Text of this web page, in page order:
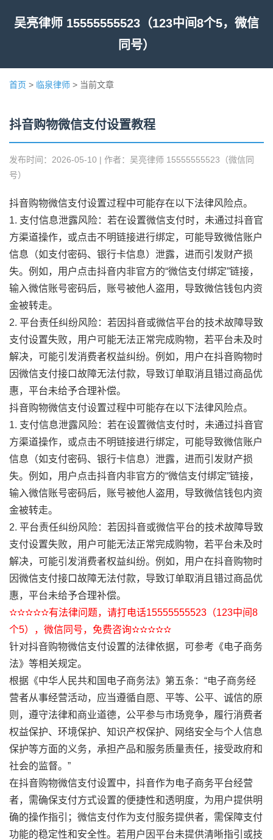
吴亮律师 15555555523（123中间8个5，微信
同号）
首页 > 临泉律师 > 当前文章
抖音购物微信支付设置教程
发布时间：2026-05-10 | 作者：吴亮律师 15555555523（微信同
号）
抖音购物微信支付设置过程中可能存在以下法律风险点。
1. 支付信息泄露风险：若在设置微信支付时，未通过抖音官
方渠道操作，或点击不明链接进行绑定，可能导致微信账户
信息（如支付密码、银行卡信息）泄露，进而引发财产损
失。例如，用户点击抖音内非官方的“微信支付绑定”链接，
输入微信账号密码后，账号被他人盗用，导致微信钱包内资
金被转走。
2. 平台责任纠纷风险：若因抖音或微信平台的技术故障导致
支付设置失败，用户可能无法正常完成购物，若平台未及时
解决，可能引发消费者权益纠纷。例如，用户在抖音购物时
因微信支付接口故障无法付款，导致订单取消且错过商品优
惠，平台未给予合理补偿。
抖音购物微信支付设置过程中可能存在以下法律风险点。
1. 支付信息泄露风险：若在设置微信支付时，未通过抖音官
方渠道操作，或点击不明链接进行绑定，可能导致微信账户
信息（如支付密码、银行卡信息）泄露，进而引发财产损
失。例如，用户点击抖音内非官方的“微信支付绑定”链接，
输入微信账号密码后，账号被他人盗用，导致微信钱包内资
金被转走。
2. 平台责任纠纷风险：若因抖音或微信平台的技术故障导致
支付设置失败，用户可能无法正常完成购物，若平台未及时
解决，可能引发消费者权益纠纷。例如，用户在抖音购物时
因微信支付接口故障无法付款，导致订单取消且错过商品优
惠，平台未给予合理补偿。
✫✫✫✫✫有法律问题，请打电话15555555523（123中间8
个5），微信同号，免费咨询✫✫✫✫✫
针对抖音购物微信支付设置的法律依据，可参考《电子商务
法》等相关规定。
根据《中华人民共和国电子商务法》第五条：“电子商务经
营者从事经营活动，应当遵循自愿、平等、公平、诚信的原
则，遵守法律和商业道德，公平参与市场竞争，履行消费者
权益保护、环境保护、知识产权保护、网络安全与个人信息
保护等方面的义务，承担产品和服务质量责任，接受政府和
社会的监督。”
在抖音购物微信支付设置中，抖音作为电子商务平台经营
者，需确保支付方式设置的便捷性和透明度，为用户提供明
确的操作指引；微信支付作为支付服务提供者，需保障支付
功能的稳定性和安全性。若用户因平台未提供清晰指引或技